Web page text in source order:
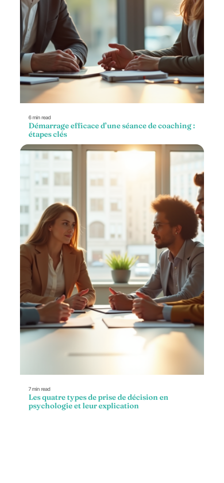
6 min read
Démarrage efficace d’une séance de coaching :
étapes clés
7 min read
Les quatre types de prise de décision en
psychologie et leur explication